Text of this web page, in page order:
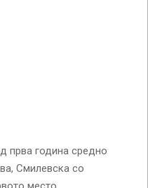
прва година средно
Смилевска со